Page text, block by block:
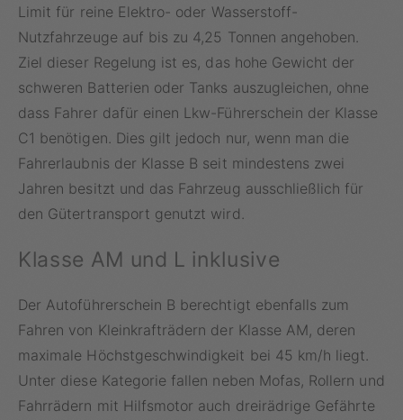
Limit für reine Elektro- oder Wasserstoff-
Nutzfahrzeuge auf bis zu 4,25 Tonnen angehoben.
Ziel dieser Regelung ist es, das hohe Gewicht der
schweren Batterien oder Tanks auszugleichen, ohne
dass Fahrer dafür einen Lkw-Führerschein der Klasse
C1 benötigen. Dies gilt jedoch nur, wenn man die
Fahrerlaubnis der Klasse B seit mindestens zwei
Jahren besitzt und das Fahrzeug ausschließlich für
den Gütertransport genutzt wird.
Klasse AM und L inklusive
Der Autoführerschein B berechtigt ebenfalls zum
Fahren von Kleinkrafträdern der Klasse AM, deren
maximale Höchstgeschwindigkeit bei 45 km/h liegt.
Unter diese Kategorie fallen neben Mofas, Rollern und
Fahrrädern mit Hilfsmotor auch dreirädrige Gefährte